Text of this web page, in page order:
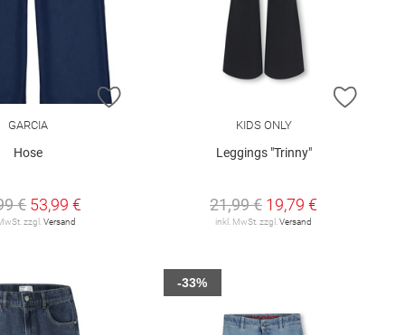
HINZUFÜGEN
GARCIA
Hose
€ 53,99 €
zzgl.Versand
ZUR
KIDS ONLY
Leggings "Trinny"
21,99 € 19,79 €
inkl. MwSt. zzgl.Versand
-33%